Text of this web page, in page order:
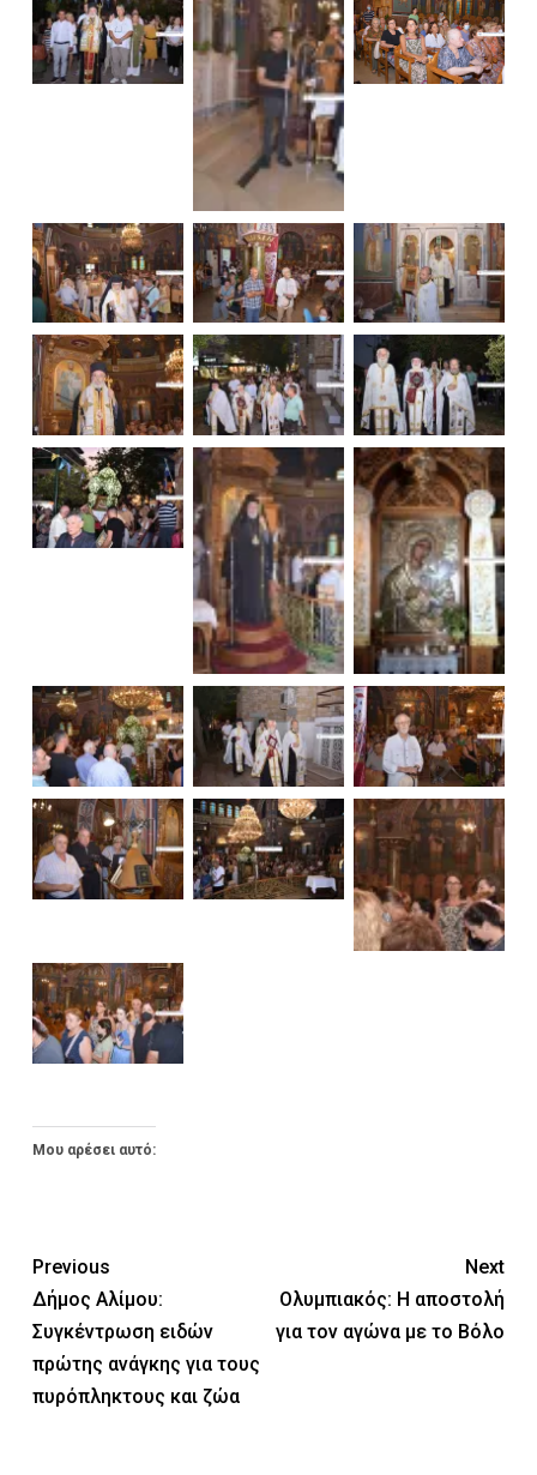
Μου αρέσει αυτό:
Previous
Δήμος Αλίμου:
Συγκέντρωση ειδών
πρώτης ανάγκης για τους
πυρόπληκτους και ζώα
Next
Ολυμπιακός: Η αποστολή
για τον αγώνα με το Βόλο